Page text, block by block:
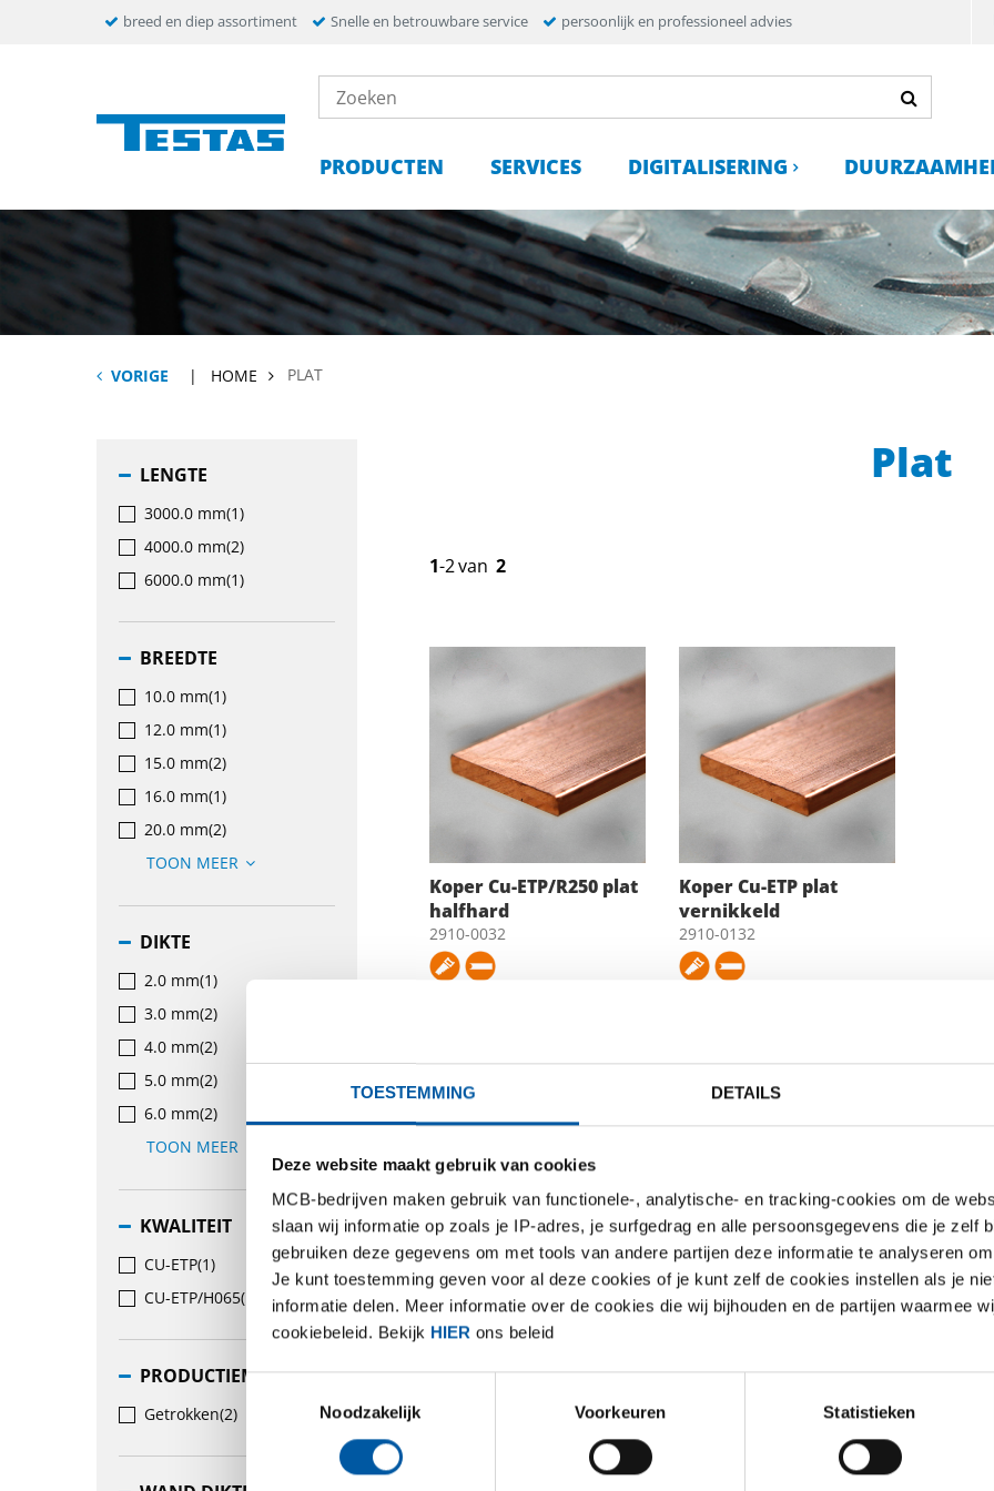
TOESTEMMING DETAILS
Deze website maakt gebruik van cookies
MCB-bedrijven maken gebruik van functionele-, analytische- en tracking-cookies om de
slaan wij informatie op zoals je IP-adres, je surfgedrag en alle persoonsgegevens die je zelf
gebruiken deze gegevens om met tools van andere partijen deze informatie te analyseren
Je kunt toestemming geven voor al deze cookies of je kunt zelf de cookies instellen als je
informatie delen. Meer informatie over de cookies die wij bijhouden en de partijen waarmee
cookiebeleid. Bekijk HIER ons beleid
Noodzakelijk
Voorkeuren Statistieken
breed en diep assortiment Snelle en betrouwbare service persoonlijk en professioneel advies
PRODUCTEN SERVICES DIGITALISERING
VORIGE HOME PLAT
LENGTE
3000.0 mm(1)
4000.0 mm(2)
6000.0 mm(1)
BREEDTE
10.0 mm(1)
12.0 mm(1)
15.0 mm(2)
16.0 mm(1)
20.0 mm(2)
TOON MEER
DIKTE
2.0 mm(1)
3.0 mm(2)
4.0 mm(2)
5.0 mm(2)
6.0 mm(2)
TOON MEER
KWALITEIT
CU-ETP(1)
CU-ETP/H065(1)
PRODUCTIEMETHODE
Getrokken(2)
Plat
1-2van 2
Koper Cu-ETP/R250 plat
halfhard
2910-0032
Koper Cu-ETP plat
vernikkeld
2910-0132
1-2van